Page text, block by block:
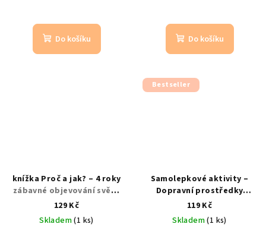
Do košíku Do košíku
knížka Proč a jak? – 4 roky
zábavné objevování světa
pro malé zvědavce
129 Kč
Skladem(1 ks)
Bestseller
Samolepkové aktivity –
Dopravní prostředky
samolepková zábava s
dopravními prostředky
119 Kč
Skladem(1 ks)